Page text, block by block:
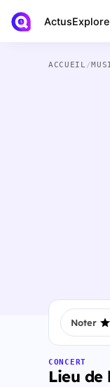
Actus
ACCUEIL /
Noter
CONCERT
Lieu